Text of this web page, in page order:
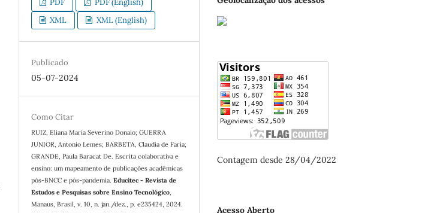
XML
XML (English)
Publicado
05-07-2024
Como Citar
RUIZ, Eliana Maria Severino Donaio; GUERRA
JUNIOR, Antonio Lemes; BARBETA, Claudia de Faria;
GRANDE, Paula Baracat De. Escrita colaborativa e
ensino: um mapeamento de publicações acadêmicas
pós-BNCC e pós-pandemia.Educitec - Revista de
Estudos e Pesquisas sobre Ensino Tecnológico
Manaus, Brasil, v. 10, n. jan./dez., p. e235424, 2024.
Contagem desde 28/04/2022
Acesso Aberto